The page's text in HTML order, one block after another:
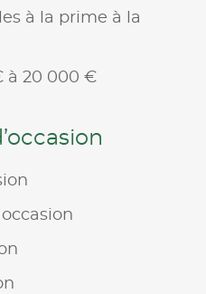
à la prime à la
à 20 000 €